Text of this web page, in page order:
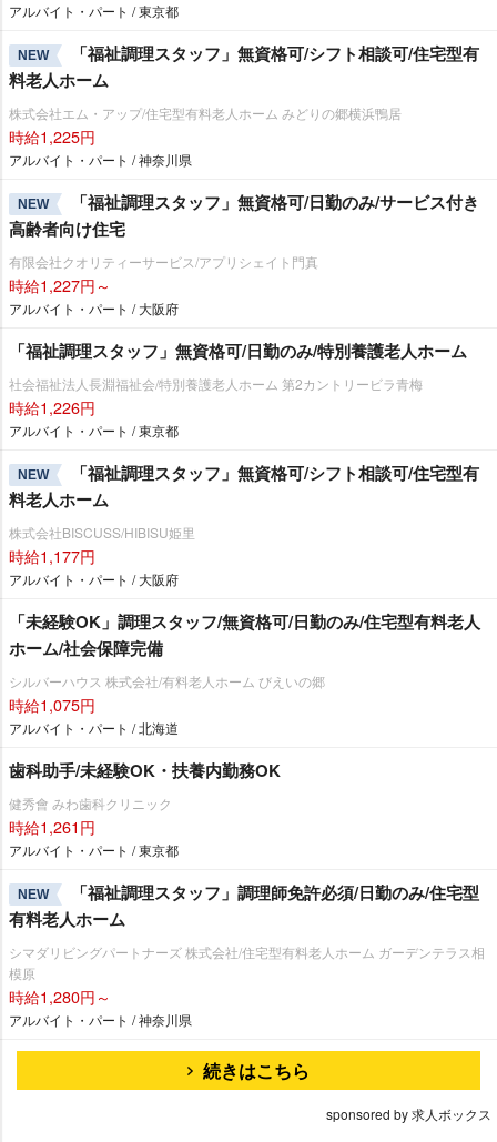
アルバイト・パート / 東京都
NEW
「福祉調理スタッフ」無資格可/シフト相談可/住宅型有
料老人ホーム
株式会社エム・アップ/住宅型有料老人ホーム みどりの郷横浜鴨居
時給1,225円
アルバイト・パート / 神奈川県
NEW
「福祉調理スタッフ」無資格可/日勤のみ/サービス付き
高齢者向け住宅
有限会社クオリティーサービス/アプリシェイト門真
時給1,227円～
アルバイト・パート / 大阪府
「福祉調理スタッフ」無資格可/日勤のみ/特別養護老人ホーム
社会福祉法人長淵福祉会/特別養護老人ホーム 第2カントリービラ青梅
時給1,226円
アルバイト・パート / 東京都
NEW
「福祉調理スタッフ」無資格可/シフト相談可/住宅型有
料老人ホーム
株式会社BISCUSS/HIBISU姫里
時給1,177円
アルバイト・パート / 大阪府
「未経験OK」調理スタッフ/無資格可/日勤のみ/住宅型有料老人
ホーム/社会保障完備
シルバーハウス 株式会社/有料老人ホーム びえいの郷
時給1,075円
アルバイト・パート / 北海道
歯科助手/未経験OK・扶養内勤務OK
健秀會 みわ歯科クリニック
時給1,261円
アルバイト・パート / 東京都
NEW
「福祉調理スタッフ」調理師免許必須/日勤のみ/住宅型
有料老人ホーム
シマダリビングパートナーズ 株式会社/住宅型有料老人ホーム ガーデンテラス相
模原
時給1,280円～
アルバイト・パート / 神奈川県
続きはこちら
sponsored by 求人ボックス